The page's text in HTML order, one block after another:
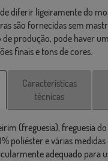
diferir ligeiramente do
são fornecidas sem
produção, pode haver
finais e tons de cores.
Características
técnicas
(freguesia), freguesia
poliéster e várias
adequado para